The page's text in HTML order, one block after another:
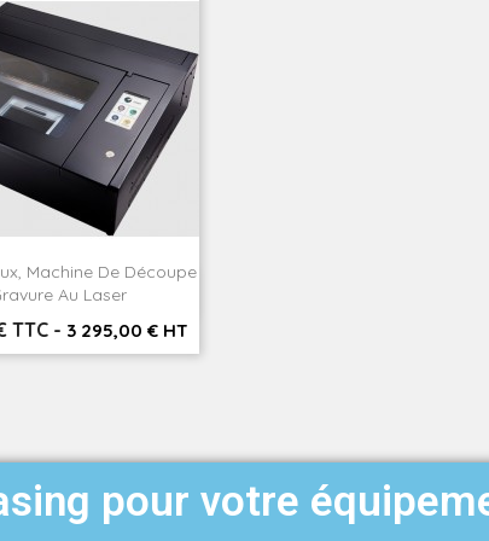
Machine De Découpe
Au Laser
TTC - 3 295,00 € HT
rapide
pour votre